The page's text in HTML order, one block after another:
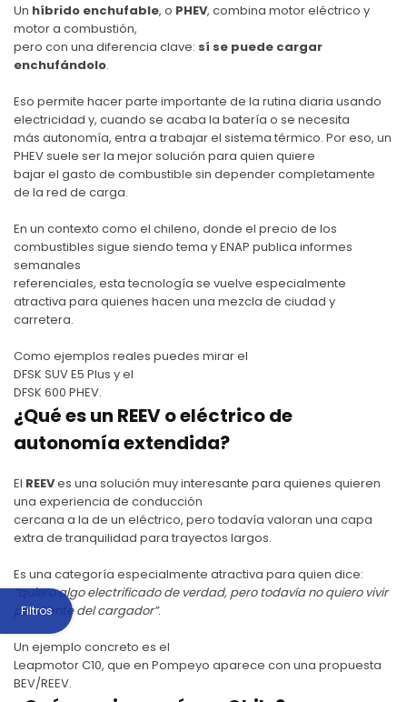
Un híbrido enchufable, o PHEV, combina motor eléctrico y
motor a combustión,
pero con una diferencia clave: sí se puede cargar
enchufándolo.
Eso permite hacer parte importante de la rutina diaria usando
electricidad y, cuando se acaba la batería o se necesita
más autonomía, entra a trabajar el sistema térmico. Por eso, un
PHEV suele ser la mejor solución para quien quiere
bajar el gasto de combustible sin depender completamente
de la red de carga.
En un contexto como el chileno, donde el precio de los
combustibles sigue siendo tema y ENAP publica informes
semanales
referenciales, esta tecnología se vuelve especialmente
atractiva para quienes hacen una mezcla de ciudad y
carretera.
Como ejemplos reales puedes mirar el
DFSK SUV E5 Plus y el
DFSK 600 PHEV.
¿Qué es un REEV o eléctrico de
autonomía extendida?
El REEVes una solución muy interesante para quienes quieren
una experiencia de conducción
cercana a la de un eléctrico, pero todavía valoran una capa
extra de tranquilidad para trayectos largos.
Es una categoría especialmente atractiva para quien dice:
“quiero algo electrificado de verdad, pero todavía no quiero vivir
pendiente del cargador”.
Un ejemplo concreto es el
Leapmotor C10, que en Pompeyo aparece con una propuesta
BEV/REEV.
Filtros